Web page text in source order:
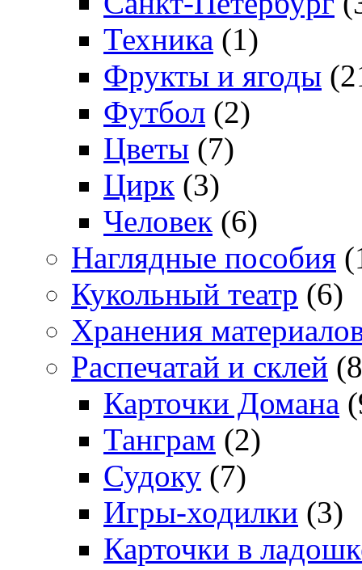
Техника (1)
Фрукты и ягоды
Футбол (2)
Цветы (7)
Цирк (3)
Человек (6)
Наглядные пособия
Кукольный театр (6)
Хранения
Распечатай и склей
Карточки Домана
Танграм (2)
Судоку (7)
Игры-ходилки (3)
Карточки в